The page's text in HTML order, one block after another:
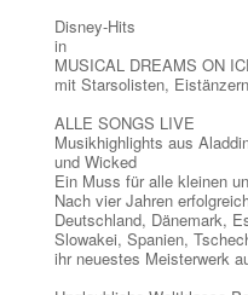
Disney-Hits
in
MUSICAL DREAMS ON
mit Starsolisten,
ALLE SONGS LIVE
Musikhighlights aus
und Wicked
Ein Muss für alle kleinen
Nach vier Jahren
Deutschland, Dänemark,
Slowakei, Spanien,
ihr neuestes Meisterwerk